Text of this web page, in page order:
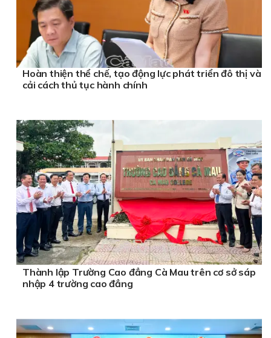
Hoàn thiện thể chế, tạo động lực phát triển đô thị và
cải cách thủ tục hành chính
Thành lập Trường Cao đẳng Cà Mau trên cơ sở sáp
nhập 4 trường cao đẳng